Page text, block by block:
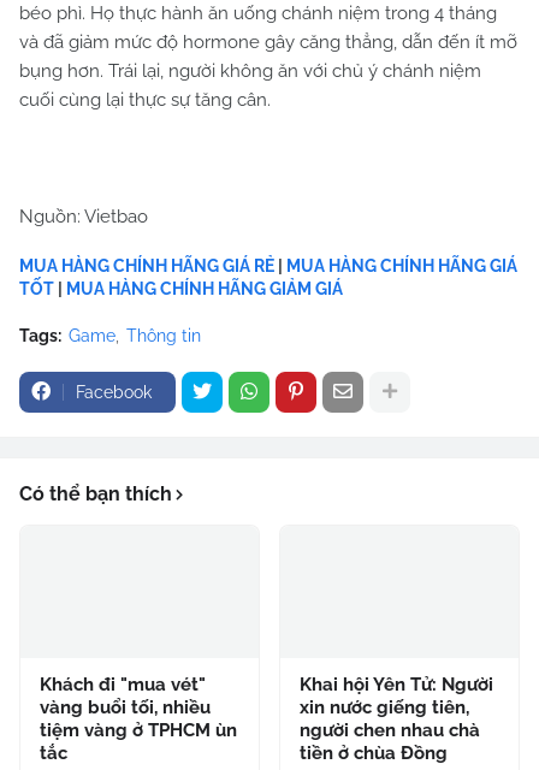
béo phì. Họ thực hành ăn uống chánh niệm trong 4 tháng
và đã giảm mức độ hormone gây căng thẳng, dẫn đến ít mỡ
bụng hơn. Trái lại, người không ăn với chủ ý chánh niệm
cuối cùng lại thực sự tăng cân.
Nguồn: Vietbao
MUA HÀNG CHÍNH HÃNG GIÁ RẺ
MUA HÀNG CHÍNH HÃNG GIÁ
TỐT
MUA HÀNG CHÍNH HÃNG GIẢM GIÁ
Tags: Game Thông tin
Facebook
Có thể bạn thích
Khách đi "mua vét"
vàng buổi tối, nhiều
tiệm vàng ở TPHCM ùn
tắc
Khai hội Yên Tử: Người
xin nước giếng tiên,
người chen nhau chà
tiền ở chùa Đồng